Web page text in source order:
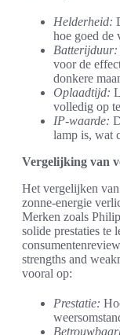
Helderheid:
hoe goed de
Batterijduur:
voor de
donkere
Oplaadtijd:
volledig op
IP-waarde:
lamp is, wat
Vergelijking van
Het vergelijken
zonne-energie
Merken zoals
solide prestaties te
strengths and
vooral op:
Prestatie: